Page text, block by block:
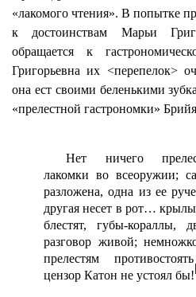
«лакомого чтения». В попытке
к достоинствам Марьи
обращается к
Григорьевна их <перепелок>
она ест своими беленькими
«прелестной гастрономки»
Нет ничего
лакомки во всеоружии;
разложена, одна из ее
другая несет в рот…
блестят, губы-кораллы,
разговор живой;
прелестям
цензор Катон не устоял бы!